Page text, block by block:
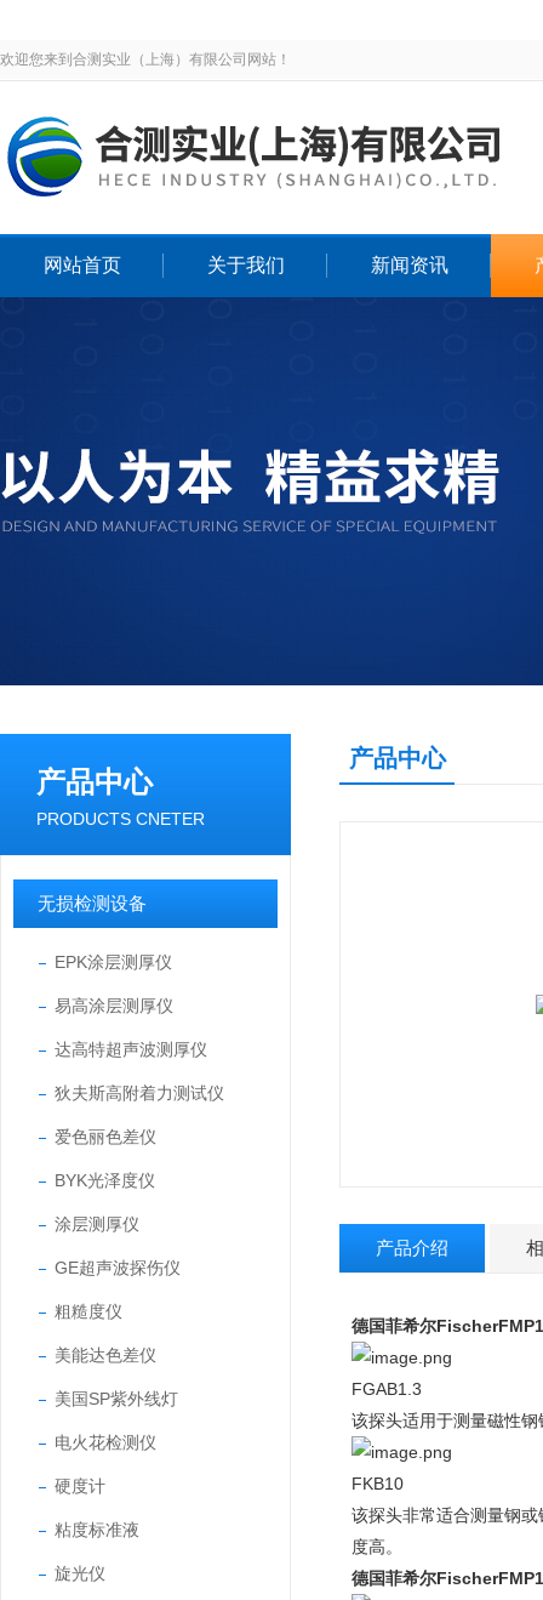
欢迎您来到合测实业（上海）有限公司网站！
网站首页 关于我们 新闻资讯
产品中心
PRODUCTS CNETER
无损检测设备
EPK涂层测厚仪
易高涂层测厚仪
达高特超声波测厚仪
狄夫斯高附着力测试仪
爱色丽色差仪
BYK光泽度仪
涂层测厚仪
GE超声波探伤仪
粗糙度仪
美能达色差仪
美国SP紫外线灯
电火花检测仪
硬度计
粘度标准液
旋光仪
产品中心
产品介绍
德国菲希尔
FGAB1.3
该探头适用于测量磁性
FKB10
该探头非常适合测量钢
度高。
德国菲希尔